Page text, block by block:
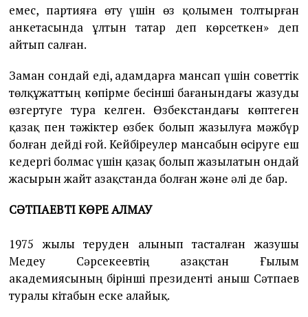
емес, партияға өту үшін өз қолымен толтырған
анкетасында ұлтын татар деп көрсеткен» деп
айтып салған.
Заман сондай еді, адамдарға мансап үшін советтік
төлқұжаттың көпірме бесінші бағанындағы жазуды
өзгертуге тура келген. Өзбекстандағы көптеген
қазақ пен тәжіктер өзбек болып жазылуға мәжбүр
болған дейді ғой. Кейбіреулер мансабын өсіруге еш
кедергі болмас үшін қазақ болып жазылатын ондай
жасырын жайт Қазақстанда болған және әлі де бар.
СӘТПАЕВТІ КӨРЕ АЛМАУ
1975 жылы теруден алынып тасталған жазушы
Медеу Сәрсекеевтің Қазақстан Ғылым
академиясының бірінші президенті Қаныш Сәтпаев
туралы кітабын еске алайық.